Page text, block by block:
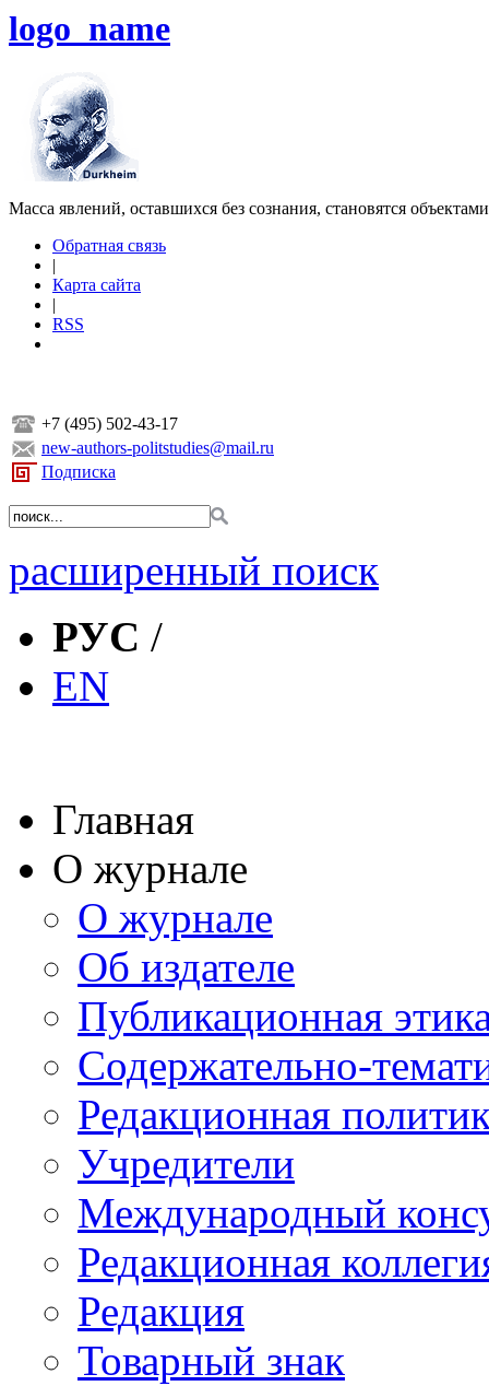
logo_name
Масса явлений, оставшихся без сознания, становятся
Обратная связь
|
Карта сайта
|
RSS
+7 (495) 502-43-17
new-authors-politstudies@mail.ru
Подписка
расширенный поиск
РУС /
EN
Главная
О журнале
О журнале
Об издателе
Публикационная
Содержательно-
Редакционная
Учредители
Международный
Редакционная
Редакция
Товарный знак